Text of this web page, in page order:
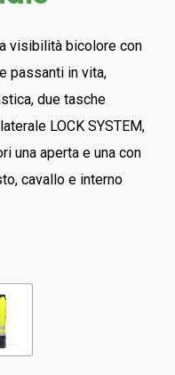
visibilità bicolore con
passanti in vita,
due tasche
LOCK SYSTEM,
una aperta e una con
cavallo e interno